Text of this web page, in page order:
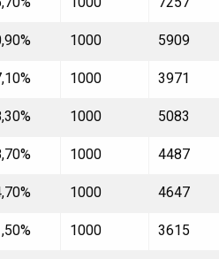
1000 5909
1000 3971
1000 5083
1000 4487
1000 4647
1000 3615